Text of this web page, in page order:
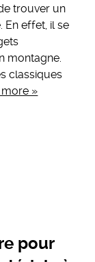
trouver un
En effet, il se
montagne.
classiques
»
pour